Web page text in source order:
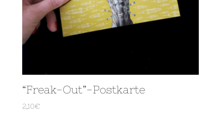
“Freak-Out”-Postkarte
2,10€